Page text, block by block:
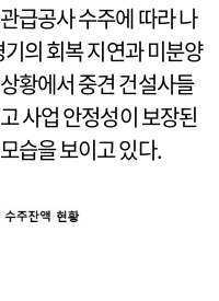
급공사 수주에 따라 나
의 회복 지연과 미분양
황에서 중견 건설사들
사업 안정성이 보장된
습을 보이고 있다.